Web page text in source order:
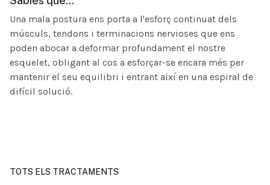
Una mala postura ens porta a l'esforç continuat dels
músculs, tendons i terminacions nervioses que ens
poden abocar a deformar profundament el nostre
esquelet, obligant al cos a esforçar-se encara més per
mantenir el seu equilibri i entrant així en una espiral de
difícil solució.
TOTS ELS TRACTAMENTS